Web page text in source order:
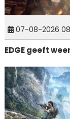
07-08-2026
EDGE geeft